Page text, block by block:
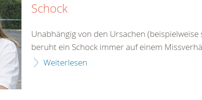
Schock
Unabhängig von den Ursachen
beruht ein Schock immer auf einem
Weiterlesen